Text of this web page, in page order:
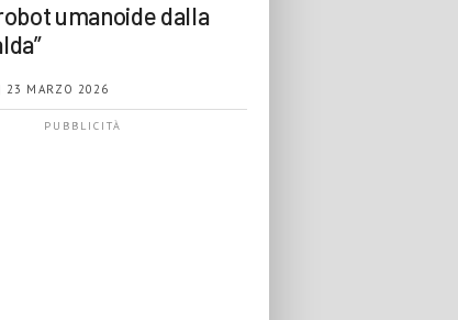
umanoide dalla
23 MARZO 2026